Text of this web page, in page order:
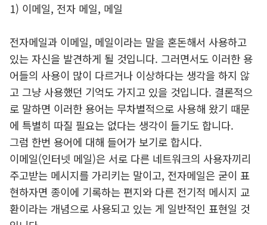
1) 이메일, 전자 메일, 메일
전자메일과 이메일, 메일이라는 말을 혼돈해서 사용하고
있는 자신을 발견하게 될 것입니다. 그러면서도 이러한 용
어들의 사용이 많이 다르거나 이상하다는 생각을 하지 않
고 그냥 사용했던 기억도 가지고 있을 것입니다. 결론적으
로 말하면 이러한 용어는 무차별적으로 사용해 왔기 때문
에 특별히 따질 필요는 없다는 생각이 들기도 합니다.
그럼 한번 용어에 대해 들어가 보기로 합시다.
이메일(인터넷 메일)은 서로 다른 네트워크의 사용자끼리
주고받는 메시지를 가리키는 말이고, 전자메일은 굳이 표
현하자면 종이에 기록하는 편지와 다른 전기적 메시지 교
환이라는 개념으로 사용되고 있는 게 일반적인 표현일 것